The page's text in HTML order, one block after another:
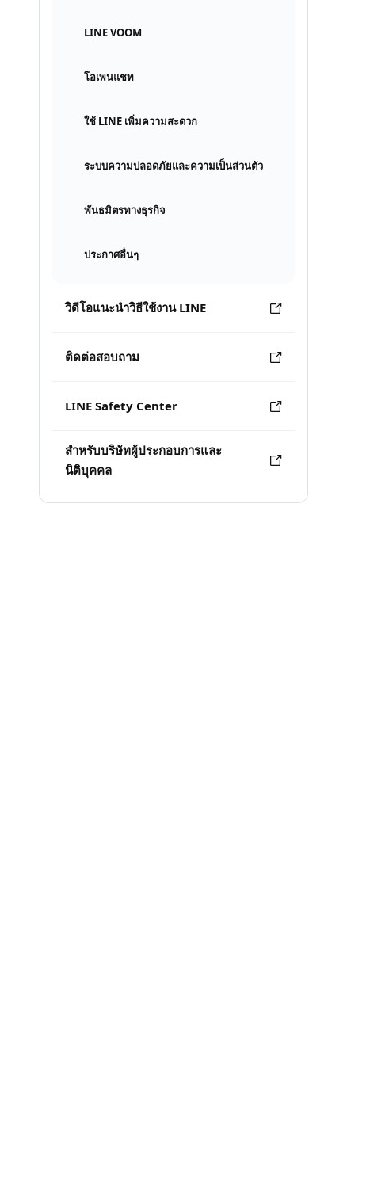
LINE VOOM
โอเพนแชท
ใช้ LINE เพิ่มความสะดวก
ระบบความปลอดภัยและความเป็นส่วนตัว
พันธมิตรทางธุรกิจ
ประกาศอื่นๆ
วิดีโอแนะนำวิธีใช้งาน LINE
ติดต่อสอบถาม
LINE Safety Center
สำหรับบริษัทผู้ประกอบการและ
นิติบุคคล